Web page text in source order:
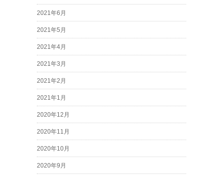
2021年6月
2021年5月
2021年4月
2021年3月
2021年2月
2021年1月
2020年12月
2020年11月
2020年10月
2020年9月